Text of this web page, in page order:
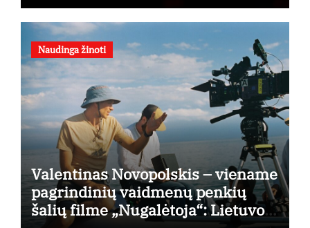
Naudinga žinoti
Valentinas Novopolskis – viename
pagrindinių vaidmenų penkių
šalių filme „Nugalėtoja“: Lietuvos